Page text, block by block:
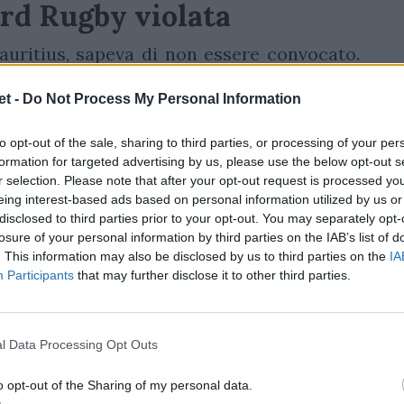
- Do Not Process My Personal Information
opt-out of the sale, sharing to third parties, or processing of your
for targeted advertising by us, please use the below opt-out
selection. Please note that after your opt-out request is processed
interest-based ads based on personal information utilized by us
to third parties prior to your opt-out. You may separately
of your personal information by third parties on the IAB’s list of
This information may also be disclosed by us to third parties on the
Participants that may further disclose it to other third parties.
Data Processing Opt Outs
opt-out of the Sharing of my personal data.
Rugby violata
sapeva di non essere convocato.
la regola sulla salute dei giocatori,
si possono superare le 30 partite di
superate giocando con Inghilterra,
obbligatoriamente fermato. E a 31 anni
commettere errori madornali nella
dava l'impressione di esserecotto,
e fisicità che ne hanno fatto
Al suo posto torna capitano Jamie
gli equiparati
sudafricano del BristolBenhard Jense